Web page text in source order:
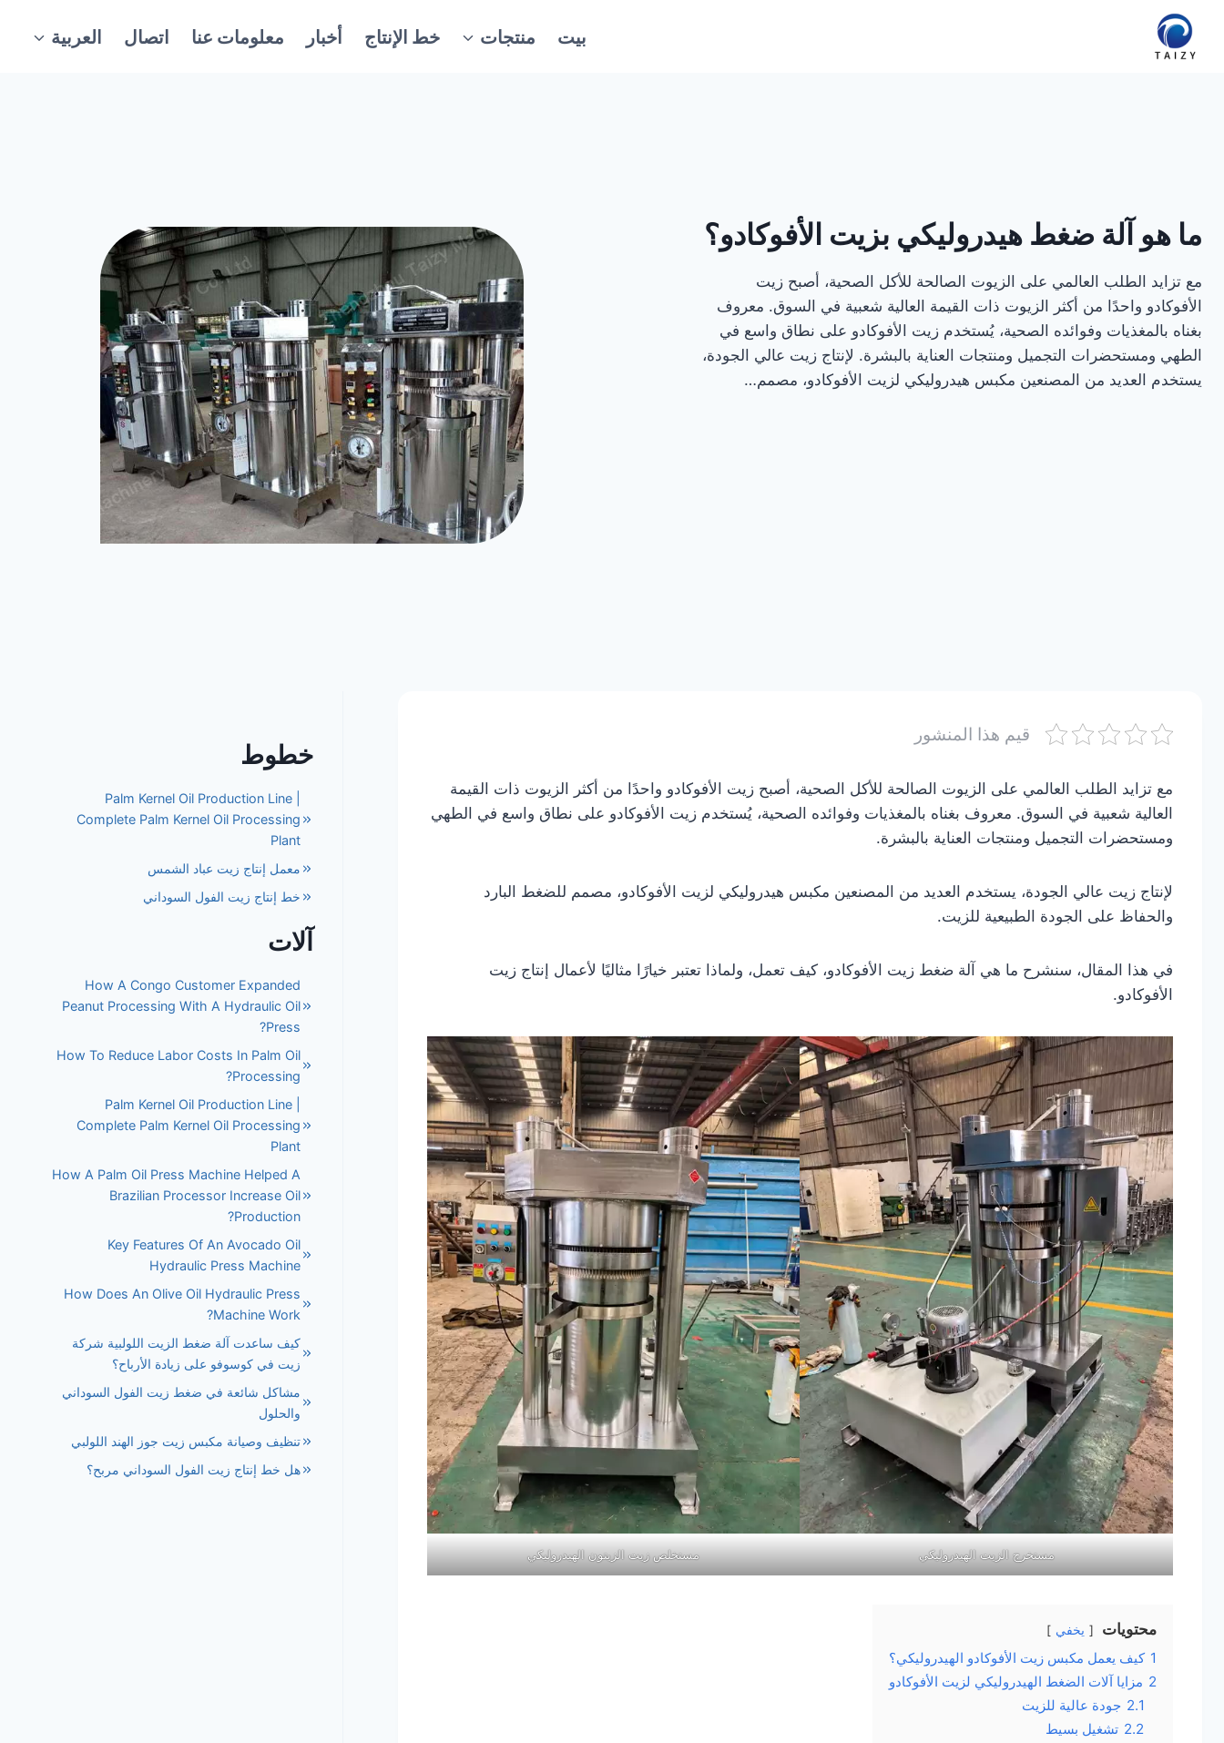
التجاوز
المحتوى
بيت منتجات خط الإنتاج أخبار معلومات عنا اتصال العربية
ما هو آلة ضغط هيدروليكي بزيت الأفوكادو؟
مع تزايد الطلب العالمي على الزيوت الصالحة للأكل الصحية، أصبح زيت
الأفوكادو واحدًا من أكثر الزيوت ذات القيمة العالية شعبية في السوق. معروف
بغناه بالمغذيات وفوائده الصحية، يُستخدم زيت الأفوكادو على نطاق واسع في
الطهي ومستحضرات التجميل ومنتجات العناية بالبشرة. لإنتاج زيت عالي الجودة،
يستخدم العديد من المصنعين مكبس هيدروليكي لزيت الأفوكادو، مصمم…
قيم هذا المنشور
مع تزايد الطلب العالمي على الزيوت الصالحة للأكل الصحية، أصبح زيت الأفوكادو واحدًا من أكثر الزيوت ذات القيمة
العالية شعبية في السوق. معروف بغناه بالمغذيات وفوائده الصحية، يُستخدم زيت الأفوكادو على نطاق واسع في الطهي
ومستحضرات التجميل ومنتجات العناية بالبشرة.
لإنتاج زيت عالي الجودة، يستخدم العديد من المصنعين مكبس هيدروليكي لزيت الأفوكادو، مصمم للضغط البارد
والحفاظ على الجودة الطبيعية للزيت.
في هذا المقال، سنشرح ما هي آلة ضغط زيت الأفوكادو، كيف تعمل، ولماذا تعتبر خيارًا مثاليًا لأعمال إنتاج زيت
الأفوكادو.
مستخرج الزيت الهيدروليكي مستخلص زيت الزيتون الهيدروليكي
محتويات يخفي
1 كيف يعمل مكبس زيت الأفوكادو الهيدروليكي؟
2 مزايا آلات الضغط الهيدروليكي لزيت الأفوكادو
2.1 جودة عالية للزيت
2.2 تشغيل بسيط
خطوط
Palm Kernel Oil Production Line |
Complete Palm Kernel Oil Processing
Plant
معمل إنتاج زيت عباد الشمس
خط إنتاج زيت الفول السوداني
آلات
How A Congo Customer Expanded
Peanut Processing With A Hydraulic Oil
Press?
How To Reduce Labor Costs In Palm Oil
Processing?
Palm Kernel Oil Production Line |
Complete Palm Kernel Oil Processing
Plant
How A Palm Oil Press Machine Helped A
Brazilian Processor Increase Oil
Production?
Key Features Of An Avocado Oil
Hydraulic Press Machine
How Does An Olive Oil Hydraulic Press
Machine Work?
كيف ساعدت آلة ضغط الزيت اللولبية شركة
زيت في كوسوفو على زيادة الأرباح؟
مشاكل شائعة في ضغط زيت الفول السوداني
والحلول
تنظيف وصيانة مكبس زيت جوز الهند اللولبي
هل خط إنتاج زيت الفول السوداني مربح؟